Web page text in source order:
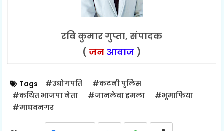
रवि कुमार गुप्ता, संपादक
( जन आवाज )
Tags #उद्योगपति
#कटनी पुलिस
#कथित भाजपा नेता
#जानलेवा हमला
#भूमाफिया
#माधवनगर